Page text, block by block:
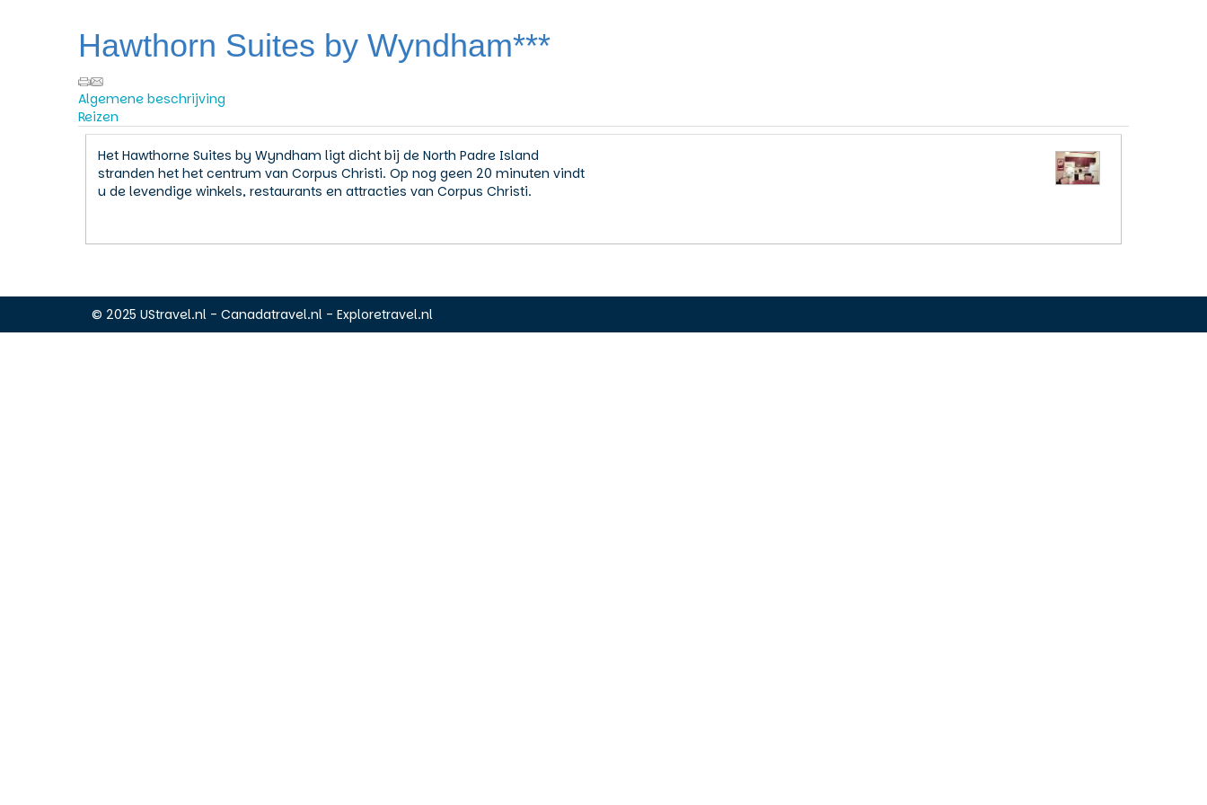
Hawthorn Suites by Wyndham***
Algemene beschrijving
Reizen
Het Hawthorne Suites by Wyndham ligt dicht bij de North Padre Island
stranden het het centrum van Corpus Christi. Op nog geen 20 minuten vindt
u de levendige winkels, restaurants en attracties van Corpus Christi.
© 2025 UStravel.nl - Canadatravel.nl - Exploretravel.nl